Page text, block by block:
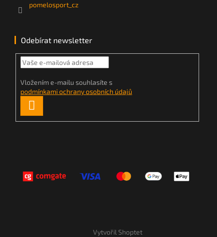
pomelosport_cz
Odebírat newsletter
Vložením e-mailu souhlasíte s
podmínkami ochrany osobních údajů
SE
Vytvořil Shoptet